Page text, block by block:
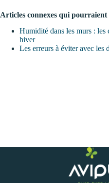
Articles connexes qui pourraient
Humidité dans les murs : les
hiver
Les erreurs à éviter avec les